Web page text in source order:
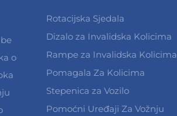
o
Rotacijska Sjedala
Dizalo za Invalidska Kolicima
Rampe za Invalidska Kolicima
Pomagala Za Kolicima
Stepenica za Vozilo
Pomoćni Uređaji Za Vožnju